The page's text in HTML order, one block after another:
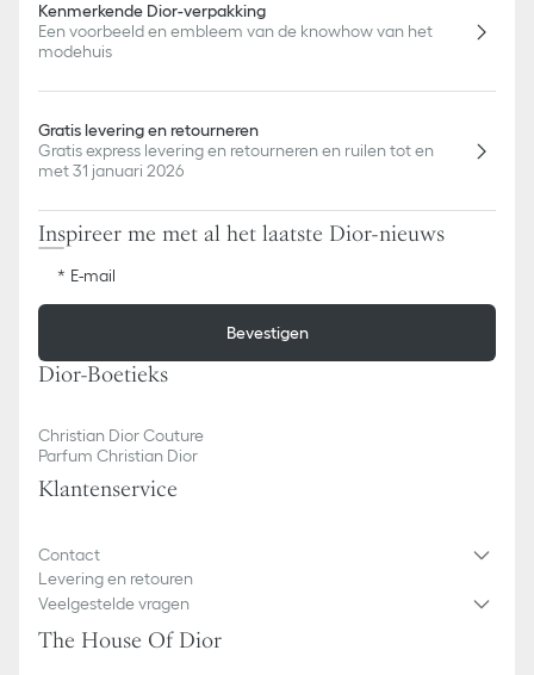
Kenmerkende Dior-verpakking
Een voorbeeld en embleem van de knowhow van het
modehuis
Gratis levering en retourneren
Gratis express levering en retourneren en ruilen tot en
met 31 januari 2026
Inspireer me met al het laatste Dior-nieuws
E-mail
Bevestigen
Dior-Boetieks
Christian Dior Couture
Parfum Christian Dior
Klantenservice
Contact
Levering en retouren
Veelgestelde vragen
The House Of Dior